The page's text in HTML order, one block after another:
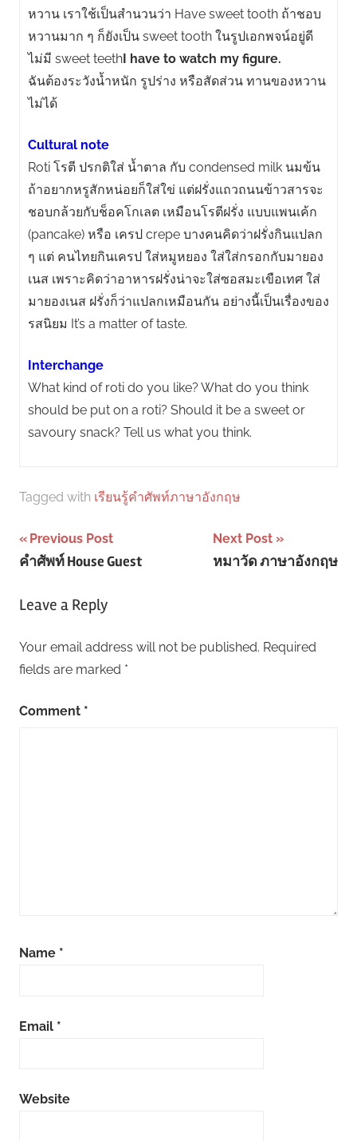
หวาน เราใช้เป็นสำนวนว่า Have sweet tooth ถ้าชอบ
หวานมาก ๆ ก็ยังเป็น sweet tooth ในรูปเอกพจน์อยู่ดี
ไม่มี sweet teethI have to watch my figure.
ฉันต้องระวังน้ำหนัก รูปร่าง หรือสัดส่วน ทานของหวาน
ไม่ได้
Cultural note
Roti โรตี ปรกติใส่ น้ำตาล กับ condensed milk นมข้น
ถ้าอยากหรูสักหน่อยก็ใส่ใข่ แต่ฝรั่งแถวถนนข้าวสารจะ
ชอบกล้วยกับช็อคโกเลต เหมือนโรตีฝรั่ง แบบแพนเค้ก
(pancake) หรือ เครป crepe บางคนคิดว่าฝรั่งกินแปลก
ๆ แต่ คนไทยกินเครป ใส่หมูหยอง ใส่ใส่กรอกกับมายอง
เนส เพราะคิดว่าอาหารฝรั่งน่าจะใส่ซอสมะเขือเทศ ใส่
มายองเนส ฝรั่งก็ว่าแปลกเหมือนกัน อย่างนี้เป็นเรื่องของ
รสนิยม It’s a matter of taste.
Interchange
What kind of roti do you like? What do you think
should be put on a roti? Should it be a sweet or
savoury snack? Tell us what you think.
Tagged with เรียนรู้คำศัพท์ภาษาอังกฤษ
Post
navigation
Previous Post
คำศัพท์ House Guest
Next Post
หมาวัด ภาษาอังกฤษ
Leave a Reply
Your email address will not be published. Required
fields are marked *
Comment *
Name *
Email *
Website